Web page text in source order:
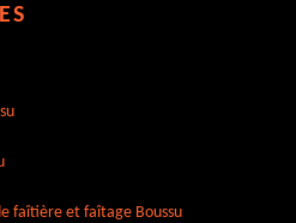
faîtière et faîtage Boussu